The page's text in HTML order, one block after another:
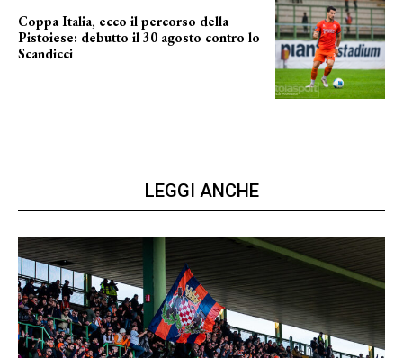
Coppa Italia, ecco il percorso della
Pistoiese: debutto il 30 agosto contro lo
Scandicci
LEGGI ANCHE